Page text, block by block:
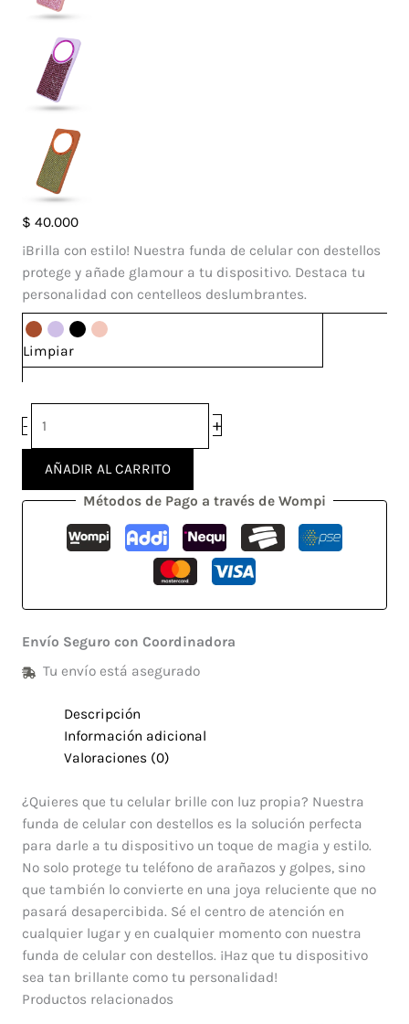
$ 40.000
¡Brilla con estilo! Nuestra funda de celular con destellos
protege y añade glamour a tu dispositivo. Destaca tu
personalidad con centelleos deslumbrantes.
Limpiar
-
Case
Sol
Xiaomi
14C
cantidad
+
AÑADIR AL CARRITO
Métodos de Pago a través de Wompi
Envío Seguro con Coordinadora
Tu envío está asegurado
Descripción
Información adicional
Valoraciones (0)
¿Quieres que tu celular brille con luz propia? Nuestra
funda de celular con destellos es la solución perfecta
para darle a tu dispositivo un toque de magia y estilo.
No solo protege tu teléfono de arañazos y golpes, sino
que también lo convierte en una joya reluciente que no
pasará desapercibida. Sé el centro de atención en
cualquier lugar y en cualquier momento con nuestra
funda de celular con destellos. ¡Haz que tu dispositivo
sea tan brillante como tu personalidad!
Productos relacionados